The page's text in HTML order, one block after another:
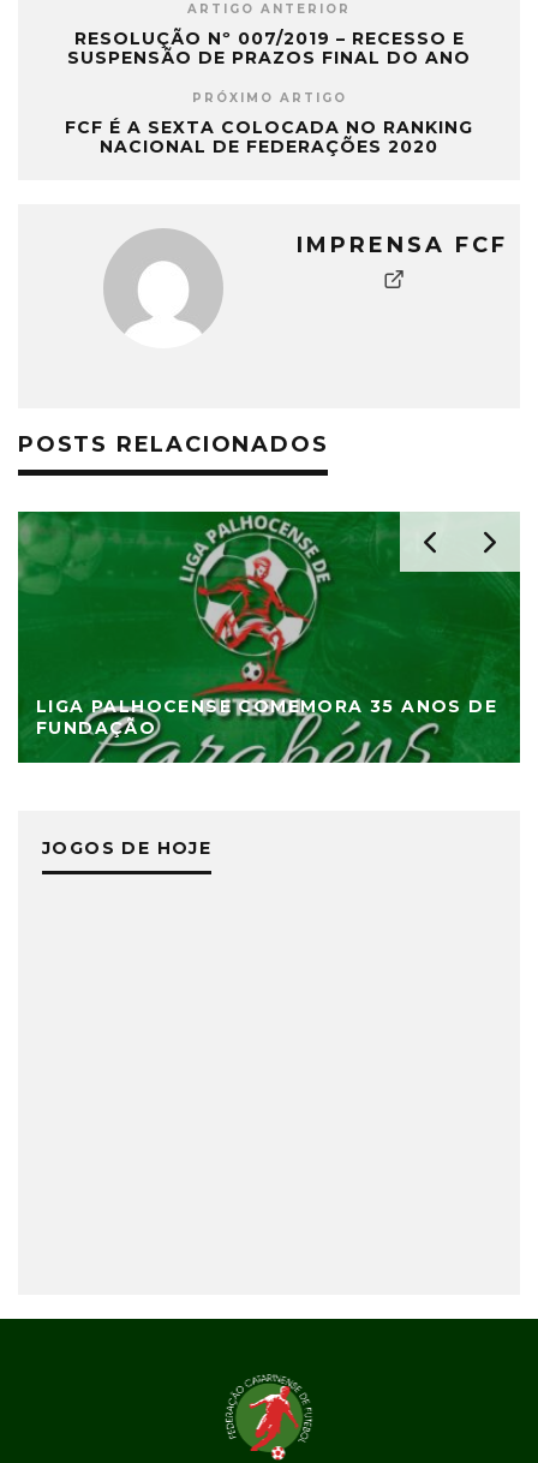
ARTIGO ANTERIOR
RESOLUÇÃO Nº 007/2019 – RECESSO E
SUSPENSÃO DE PRAZOS FINAL DO ANO
PRÓXIMO ARTIGO
FCF É A SEXTA COLOCADA NO RANKING
NACIONAL DE FEDERAÇÕES 2020
IMPRENSA FCF
POSTS RELACIONADOS
LIGA PALHOCENSE COMEMORA 35 ANOS DE
FUNDAÇÃO
JOGOS DE HOJE